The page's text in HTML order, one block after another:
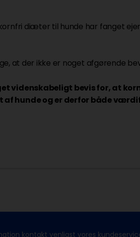
diæter til hunde har fanget
at der ikke er noget afgørende
videnskabeligt bevis for, at
hunde og er derfor både
kontakt venligst vores